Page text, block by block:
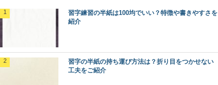
習字練習の半紙は100均でいい？特徴や書きやすさを
紹介
習字の半紙の持ち運び方法は？折り目をつかせない
工夫をご紹介